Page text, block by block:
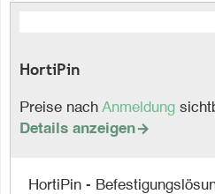
HortiPin
Preise nach Anmeldung
Details anzeigen
HortiPin -